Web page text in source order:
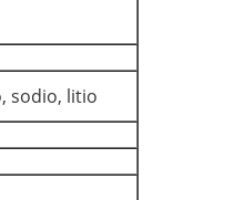
sodio, litio